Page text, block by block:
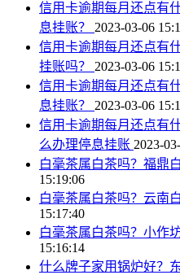
信用卡逾期每月还点有
息挂账？ 2023-03-06
信用卡逾期每月还点有
挂账吗？ 2023-03-06
信用卡逾期每月还点有
息挂账？ 2023-03-06
信用卡逾期每月还点有
么办理停息挂账 2023-
白毫茶属白茶吗？福鼎
15:19:06
白毫茶属白茶吗？云南
15:17:40
白毫茶属白茶吗？小作
15:16:14
什么牌子家用锅炉好？